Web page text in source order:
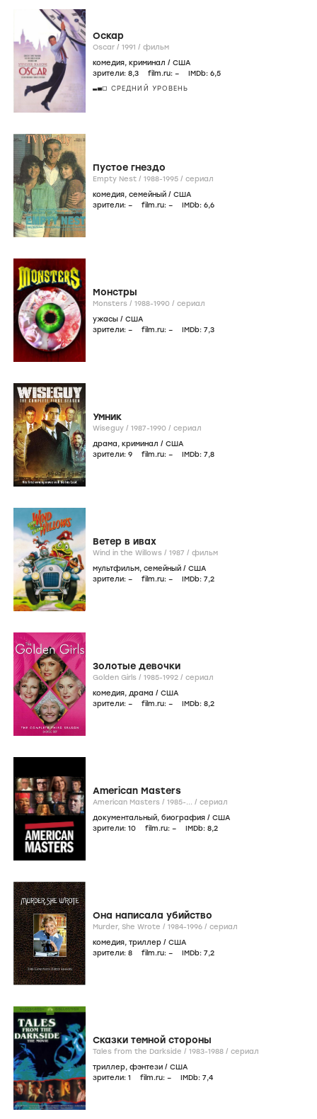
Оскар
Oscar / 1991 / фильм
комедия, криминал / США
зрители: 8,3 film.ru: – IMDb: 6,5
СРЕДНИЙ УРОВЕНЬ
Пустое гнездо
Empty Nest / 1988-1995 / сериал
комедия, семейный / США
зрители: – film.ru: – IMDb: 6,6
Монстры
Monsters / 1988-1990 / сериал
ужасы / США
зрители: – film.ru: – IMDb: 7,3
Умник
Wiseguy / 1987-1990 / сериал
драма, криминал / США
зрители: 9 film.ru: – IMDb: 7,8
Ветер в ивах
Wind in the Willows / 1987 / фильм
мультфильм, семейный / США
зрители: – film.ru: – IMDb: 7,2
Золотые девочки
Golden Girls / 1985-1992 / сериал
комедия, драма / США
зрители: – film.ru: – IMDb: 8,2
American Masters
American Masters / 1985-... / сериал
документальный, биография / США
зрители: 10 film.ru: – IMDb: 8,2
Она написала убийство
Murder, She Wrote / 1984-1996 / сериал
комедия, триллер / США
зрители: 8 film.ru: – IMDb: 7,2
Сказки темной стороны
Tales from the Darkside / 1983-1988 / сериал
триллер, фэнтези / США
зрители: 1 film.ru: – IMDb: 7,4